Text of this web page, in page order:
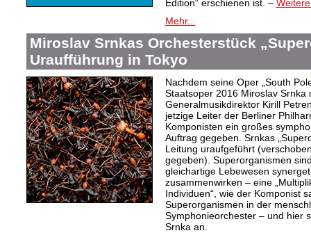
Edition“ erschienen ist. –
Mehr...
Miroslav Srnkas Orchesterstück
Uraufführung in Tokyo
Nachdem seine Oper „South
Staatsoper 2016 Miroslav Srnka
Generalmusikdirektor Kirill
jetzige Leiter der Berliner
Komponisten ein großes
Auftrag gegeben. Srnkas
Leitung uraufgeführt
gegeben). Superorganismen
gleichartige Lebewesen
zusammenwirken – eine
Individuen“, wie der Komponist
Superorganismen in der
Symphonieorchester – und hier
Srnka an.